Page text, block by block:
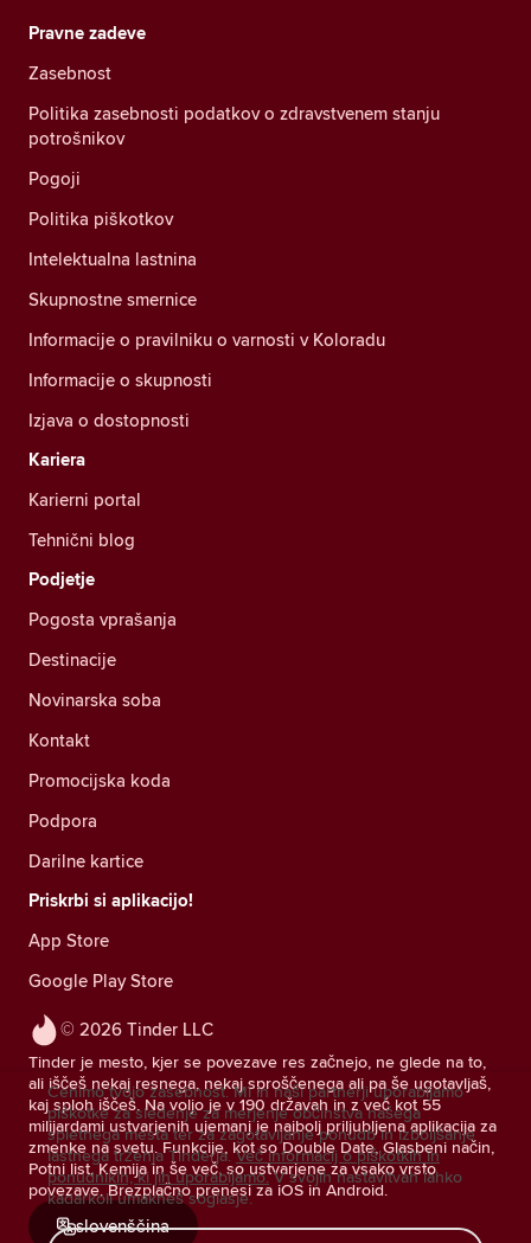
© 2026 Tinder LLC
Tinder je mesto, kjer se povezave res začnejo, ne glede na to,
ali iščeš nekaj resnega, nekaj sproščenega ali pa še ugotavljaš,
kaj sploh iščeš. Na voljo je v 190 državah in z več kot 55
milijardami ustvarjenih ujemanj je najbolj priljubljena aplikacija za
zmenke na svetu. Funkcije, kot so Double Date, Glasbeni način,
Potni list, Kemija in še več, so ustvarjene za vsako vrsto
povezave. Brezplačno prenesi za iOS in Android.
slovenščina
Pravne zadeve
Zasebnost
Politika zasebnosti podatkov o zdravstvenem stanju
potrošnikov
Pogoji
Politika piškotkov
Intelektualna lastnina
Skupnostne smernice
Informacije o pravilniku o varnosti v Koloradu
Informacije o skupnosti
Izjava o dostopnosti
Kariera
Karierni portal
Tehnični blog
Podjetje
Pogosta vprašanja
Destinacije
Novinarska soba
Kontakt
Promocijska koda
Podpora
Darilne kartice
Priskrbi si aplikacijo!
App Store
Google Play Store
Cenimo tvojo zasebnost. Mi in naši partnerji uporabljamo
piškotke za sledenje za merjenje občinstva našega
spletnega mesta ter za zagotavljanje ponudb in izboljšanje
lastnega trženja Tinderja. Več informacij o piškotkih in
ponudnikih, ki jih uporabljamo. V svojih nastavitvah lahko
kadarkoli umakneš soglasje.